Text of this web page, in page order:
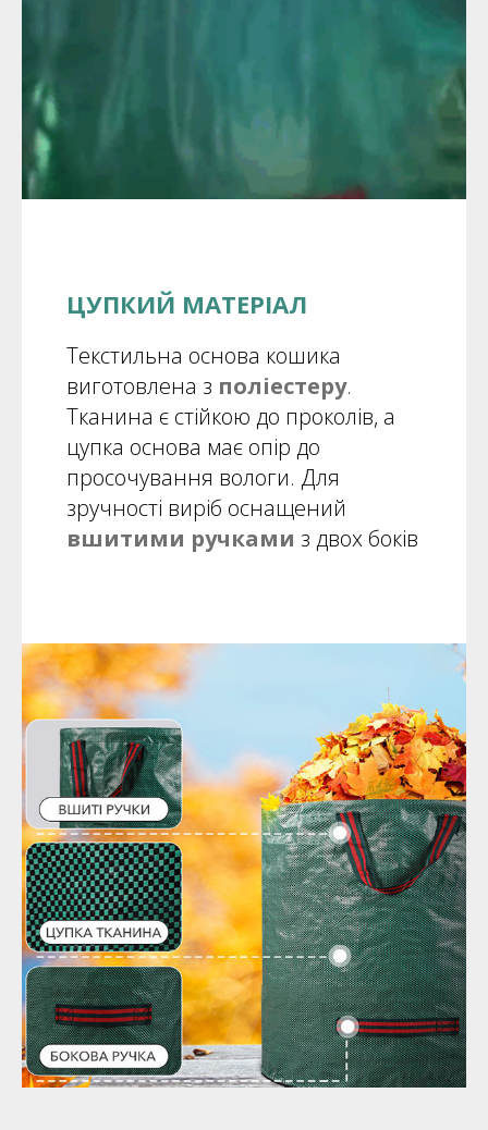
ЦУПКИЙ МАТЕРІАЛ
Текстильна основа кошика
виготовлена з поліестеру.
Тканина є стійкою до проколів, а
цупка основа має опір до
просочування вологи. Для
зручності виріб оснащений
вшитими ручками з двох боків